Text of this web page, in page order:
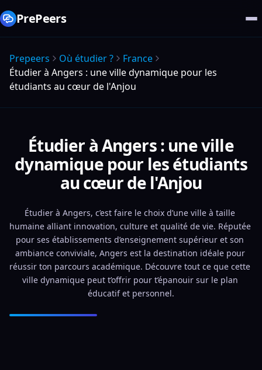
PrePeers
Prepeers Où étudier ?
France
Étudier à Angers : une ville dynamique pour les
étudiants au cœur de l'Anjou
Étudier à Angers : une ville
dynamique pour les étudiants
au cœur de l'Anjou
Étudier à Angers, c’est faire le choix d’une ville à taille
humaine alliant innovation, culture et qualité de vie. Réputée
pour ses établissements d’enseignement supérieur et son
ambiance conviviale, Angers est la destination idéale pour
réussir ton parcours académique. Découvre tout ce que cette
ville dynamique peut t’offrir pour t’épanouir sur le plan
éducatif et personnel.